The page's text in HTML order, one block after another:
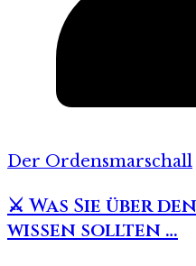
Der Ordensmarschall
⚔️ Was Sie über
wissen sollten …